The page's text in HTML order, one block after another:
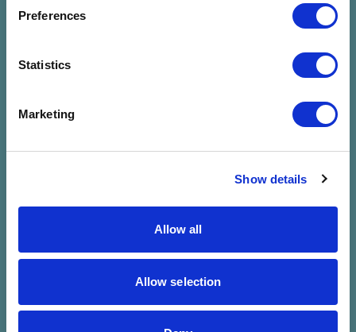
Preferences
Statistics
Marketing
Show details
Allow all
Allow selection
megadott
szűrésre